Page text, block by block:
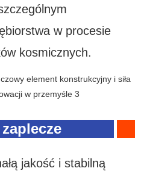
w procesie
kosmicznych.
jakość i stabilną